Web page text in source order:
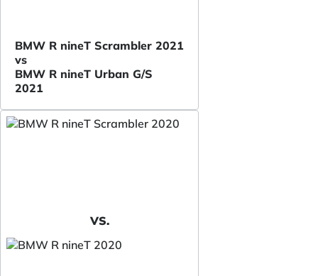
BMW R nineT Scrambler 2021
vs
BMW R nineT Urban G/S
2021
VS.